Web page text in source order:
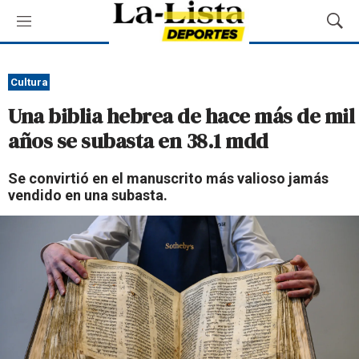
M
e
ú
M
o
a
r
u
Cultura
Una biblia hebrea de hace más de mil
años se subasta en 38.1 mdd
Se convirtió en el manuscrito más valioso jamás
vendido en una subasta.